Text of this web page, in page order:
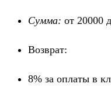
Сумма: от 20000
Возврат:
8% за оплаты в